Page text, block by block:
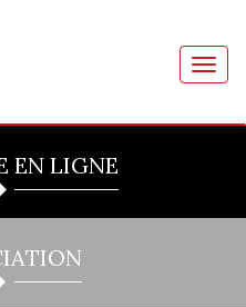
EN LIGNE